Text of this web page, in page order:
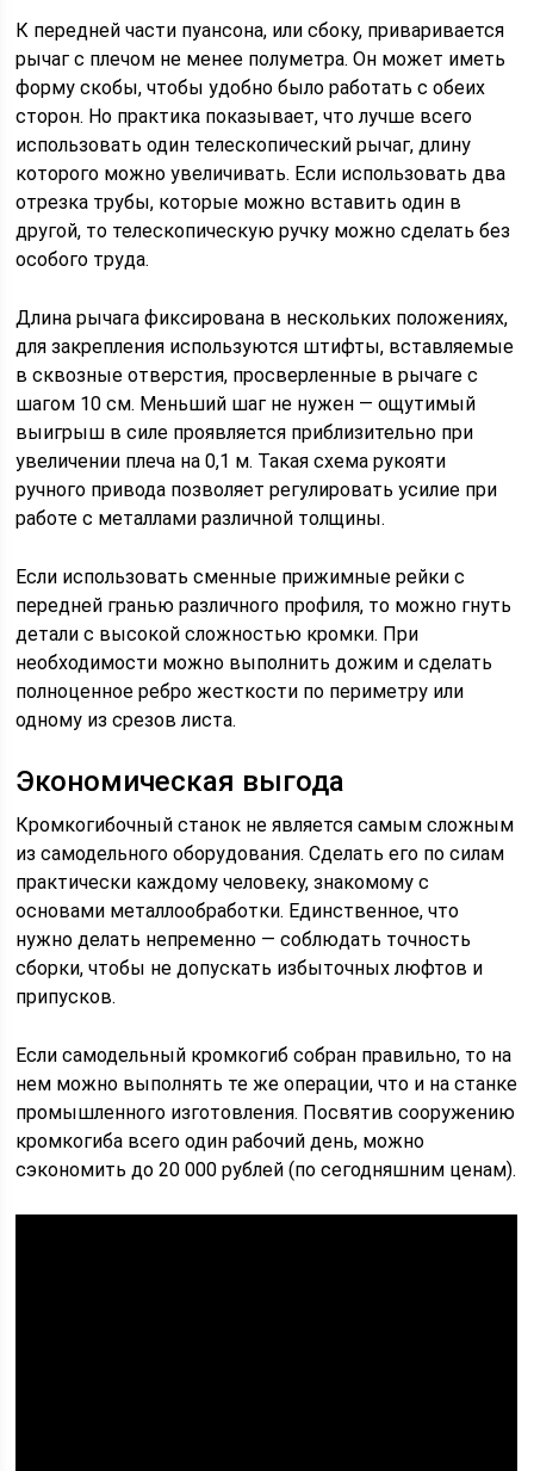
К передней части пуансона, или сбоку, приваривается
рычаг с плечом не менее полуметра. Он может иметь
форму скобы, чтобы удобно было работать с обеих
сторон. Но практика показывает, что лучше всего
использовать один телескопический рычаг, длину
которого можно увеличивать. Если использовать два
отрезка трубы, которые можно вставить один в
другой, то телескопическую ручку можно сделать без
особого труда.
Длина рычага фиксирована в нескольких положениях,
для закрепления используются штифты, вставляемые
в сквозные отверстия, просверленные в рычаге с
шагом 10 см. Меньший шаг не нужен — ощутимый
выигрыш в силе проявляется приблизительно при
увеличении плеча на 0,1 м. Такая схема рукояти
ручного привода позволяет регулировать усилие при
работе с металлами различной толщины.
Если использовать сменные прижимные рейки с
передней гранью различного профиля, то можно гнуть
детали с высокой сложностью кромки. При
необходимости можно выполнить дожим и сделать
полноценное ребро жесткости по периметру или
одному из срезов листа.
Экономическая выгода
Кромкогибочный станок не является самым сложным
из самодельного оборудования. Сделать его по силам
практически каждому человеку, знакомому с
основами металлообработки. Единственное, что
нужно делать непременно — соблюдать точность
сборки, чтобы не допускать избыточных люфтов и
припусков.
Если самодельный кромкогиб собран правильно, то на
нем можно выполнять те же операции, что и на станке
промышленного изготовления. Посвятив сооружению
кромкогиба всего один рабочий день, можно
сэкономить до 20 000 рублей (по сегодняшним ценам).